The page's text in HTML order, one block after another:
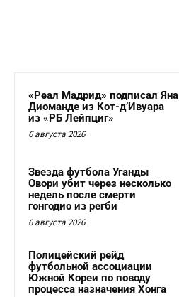
«Реал Мадрид» подписал Яна
Диоманде из Кот-д’Ивуара
из «РБ Лейпциг»
6 августа 2026
Звезда футбола Уганды
Овори убит через несколько
недель после смерти
гонгодио из регби
6 августа 2026
Полицейский рейд
футбольной ассоциации
Южной Кореи по поводу
процесса назначения Хонга